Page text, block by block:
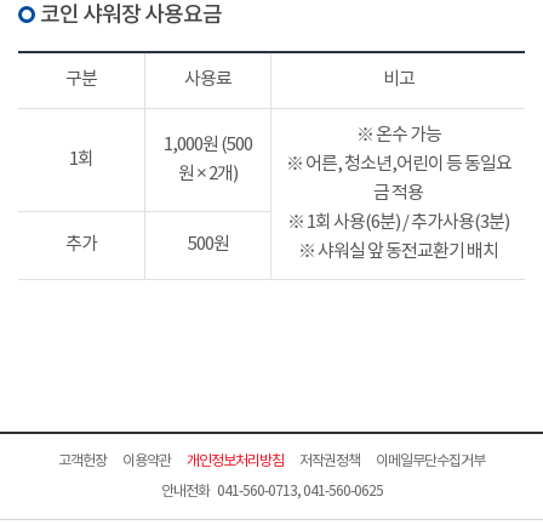
코인 샤워장 사용요금
구분 사용료 비고
1회
1,000원 (500
원 × 2개)
※ 온수 가능
※ 어른, 청소년,어린이 등 동일요
금 적용
※ 1회 사용(6분) / 추가사용(3분)
※ 샤워실 앞 동전교환기 배치
추가 500원
고객헌장 이용약관 개인정보처리방침 저작권정책
이메일무단수집거부
안내전화 041-560-0713, 041-560-0625